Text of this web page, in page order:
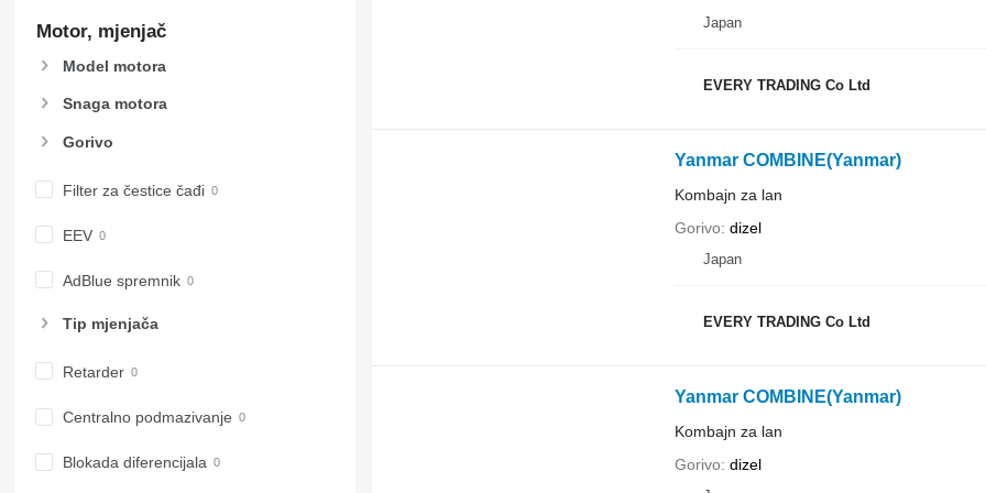
Motor, mjenjač
Model motora
Snaga motora
Gorivo
Filter za čestice čađi
EEV
AdBlue spremnik
Tip mјenjača
Retarder
Centralno podmazivanje
Blokada diferencijala
Japan
EVERY TRADING Co Ltd
Yanmar COMBINE(Yanmar)
Kombajn za lan
Gorivo dizel
Japan
EVERY TRADING Co Ltd
Yanmar COMBINE(Yanmar)
Kombajn za lan
Gorivo dizel